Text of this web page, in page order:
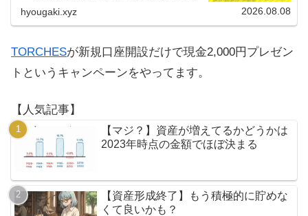
hyougaki.xyz 2026.08.08
TORCHESが新規口座開設だけで現金2,000円プレゼン
トというキャンペーンをやってます。
【人気記事】
【マジ？】資産が増えてるかどうかは
2023年時点の金額でほぼ決まる
【資産形成終了】もう積極的に貯めな
くて良いかも？